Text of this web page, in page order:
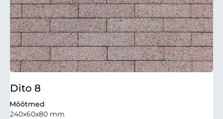
Dito 8
Mõõtmed
240x60x80 mm